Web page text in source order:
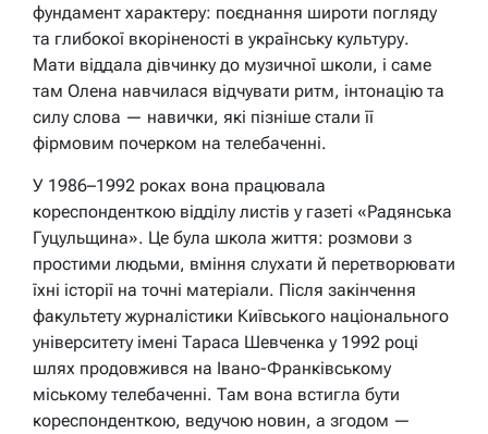
фундамент характеру: поєднання широти погляду
та глибокої вкоріненості в українську культуру.
Мати віддала дівчинку до музичної школи, і саме
там Олена навчилася відчувати ритм, інтонацію та
силу слова — навички, які пізніше стали її
фірмовим почерком на телебаченні.
У 1986–1992 роках вона працювала
кореспонденткою відділу листів у газеті «Радянська
Гуцульщина». Це була школа життя: розмови з
простими людьми, вміння слухати й перетворювати
їхні історії на точні матеріали. Після закінчення
факультету журналістики Київського національного
університету імені Тараса Шевченка у 1992 році
шлях продовжився на Івано-Франківському
міському телебаченні. Там вона встигла бути
кореспонденткою, ведучою новин, а згодом —